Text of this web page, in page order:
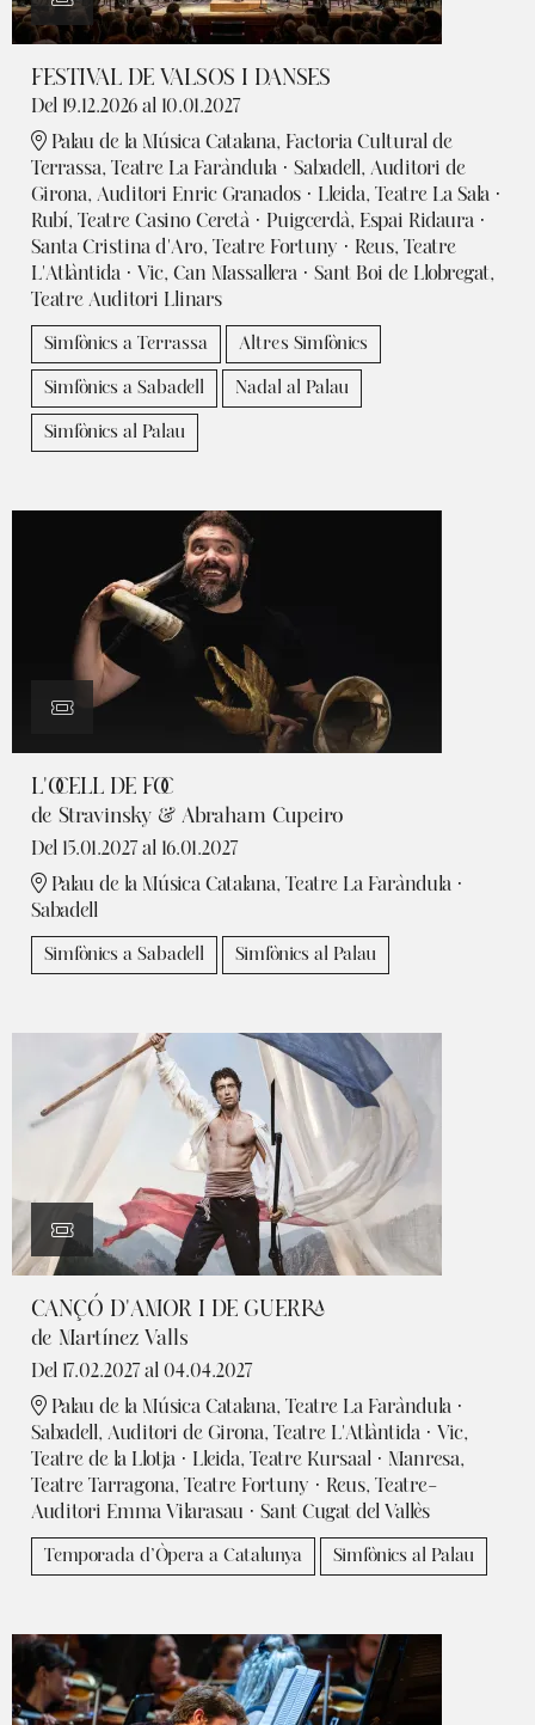
FESTIVAL DE VALSOS I DANSES
Del 19.12.2026 al 10.01.2027
Palau de la Música Catalana, Factoria Cultural de
Terrassa, Teatre La Faràndula · Sabadell, Auditori de
Girona, Auditori Enric Granados · Lleida, Teatre La Sala ·
Rubí, Teatre Casino Ceretà · Puigcerdà, Espai Ridaura ·
Santa Cristina d'Aro, Teatre Fortuny · Reus, Teatre
L'Atlàntida · Vic, Can Massallera · Sant Boi de Llobregat,
Teatre Auditori Llinars
Simfònics a Terrassa Altres Simfònics
Simfònics a Sabadell Nadal al Palau
Simfònics al Palau
L'OCELL DE FOC
de Stravinsky & Abraham Cupeiro
Del 15.01.2027 al 16.01.2027
Palau de la Música Catalana, Teatre La Faràndula ·
Sabadell
Simfònics a Sabadell Simfònics al Palau
CANÇÓ D'AMOR I DE GUERRA
de Martínez Valls
Del 17.02.2027 al 04.04.2027
Palau de la Música Catalana, Teatre La Faràndula ·
Sabadell, Auditori de Girona, Teatre L'Atlàntida · Vic,
Teatre de la Llotja · Lleida, Teatre Kursaal · Manresa,
Teatre Tarragona, Teatre Fortuny · Reus, Teatre-
Auditori Emma Vilarasau · Sant Cugat del Vallès
Temporada d’Òpera a Catalunya Simfònics al Palau